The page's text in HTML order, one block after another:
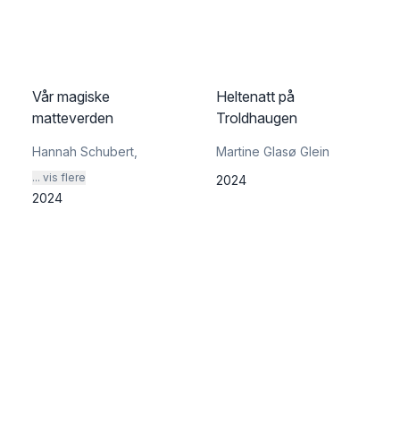
Vår magiske
matteverden
Hannah Schubert
... vis flere
2024
Heltenatt på
Troldhaugen
Martine Glasø Glein
2024